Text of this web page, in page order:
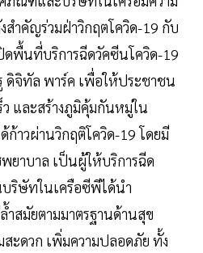
สำคัญร่วมฝ่าวิกฤตโควิด-19 กับ
ดพื้นที่บริการฉีดวัคซีนโควิด-19
ดิจิทัล พาร์ค เพื่อให้ประชาชน
ว และสร้างภูมิคุ้มกันหมู่ใน
ก้าวผ่านวิกฤติโควิด-19 โดยมี
ยาบาล เป็นผู้ให้บริการฉีด
ริษัทในเครือซีพีได้นำ
ำสมัยตามมาตรฐานด้านสุข
สะดวก เพิ่มความปลอดภัย ทั้ง